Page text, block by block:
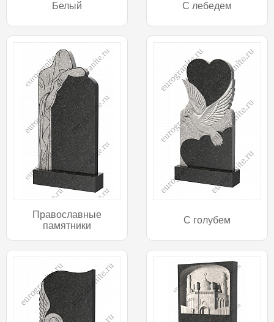
Белый С лебедем
Православные
памятники
С голубем